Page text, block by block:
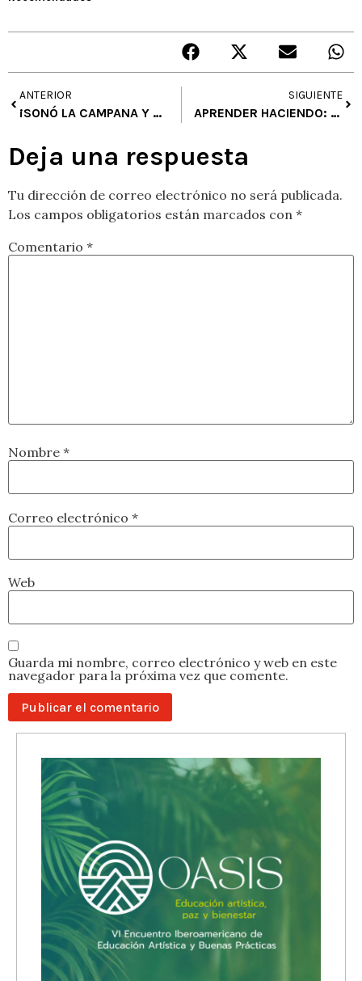
ANTERIOR
¡SONÓ LA CAMPANA Y ARTEDUCARTE ENTRÓ A LAS AULAS!
SIGUIENTE
APRENDER HACIENDO: VIAJE AL CENTRO DE MI SER
Deja una respuesta
Tu dirección de correo electrónico no será publicada.
Los campos obligatorios están marcados con *
Comentario *
Nombre *
Correo electrónico *
Web
Guarda mi nombre, correo electrónico y web en este
navegador para la próxima vez que comente.